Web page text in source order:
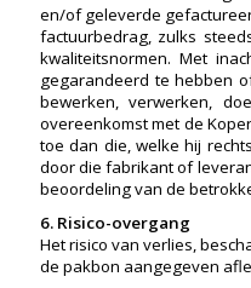
en/of geleverde
factuurbedrag, zulks
kwaliteitsnormen. Met
gegarandeerd te hebben
bewerken, verwerken,
overeenkomst met de
toe dan die, welke hij
door die fabrikant of
beoordeling van de
6. Risico-overgang
Het risico van verlies,
de pakbon aangegeven